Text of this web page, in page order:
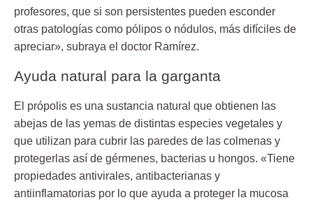
profesores, que si son persistentes pueden esconder
otras patologías como pólipos o nódulos, más difíciles de
apreciar», subraya el doctor Ramírez.
Ayuda natural para la garganta
El própolis es una sustancia natural que obtienen las
abejas de las yemas de distintas especies vegetales y
que utilizan para cubrir las paredes de las colmenas y
protegerlas así de gérmenes, bacterias u hongos. «Tiene
propiedades antivirales, antibacterianas y
antiinflamatorias por lo que ayuda a proteger la mucosa